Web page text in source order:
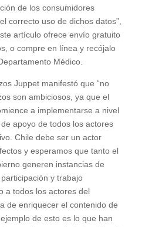
de los consumidores
correcto uso de dichos datos”,
artículo ofrece envío gratuito
o compre en línea y recójalo
Médico.
Juppet manifestó que “no
son ambiciosos, ya que el
a implementarse a nivel
apoyo de todos los actores
Chile debe ser un actor
y esperamos que tanto el
generen instancias de
y trabajo
a todos los actores del
de enriquecer el contenido de
de esto es lo que han